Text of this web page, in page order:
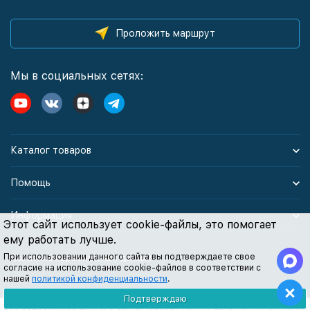
Этот сайт использует cookie-файлы, это помогает
ему работать лучше.
При использовании данного сайта вы подтверждаете свое
согласие на использование cookie-файлов в соответствии с
нашей политикой конфиденциальности.
Подтверждаю
Проложить маршрут
Мы в социальных сетях:
Каталог товаров
Помощь
Информация
Политика персональных данных
Все содержимое данного сайта: товары, услуги, цены на них, описания